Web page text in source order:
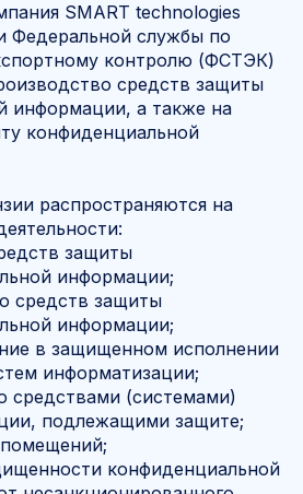
SMART technologies
Федеральной службы по
контролю (ФСТЭК)
средств защиты
информации, а также на
конфиденциальной
распространяются на
защиты
информации;
средств защиты
информации;
в защищенном исполнении
информатизации;
средствами (системами)
подлежащими защите;
конфиденциальной